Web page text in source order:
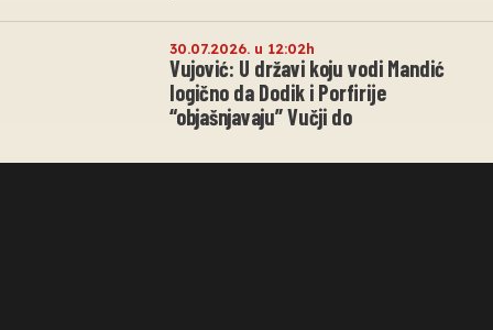
30.07.2026. u 12:02h
Vujović: U državi koju vodi Mandić
logično da Dodik i Porfirije
“objašnjavaju” Vučji do